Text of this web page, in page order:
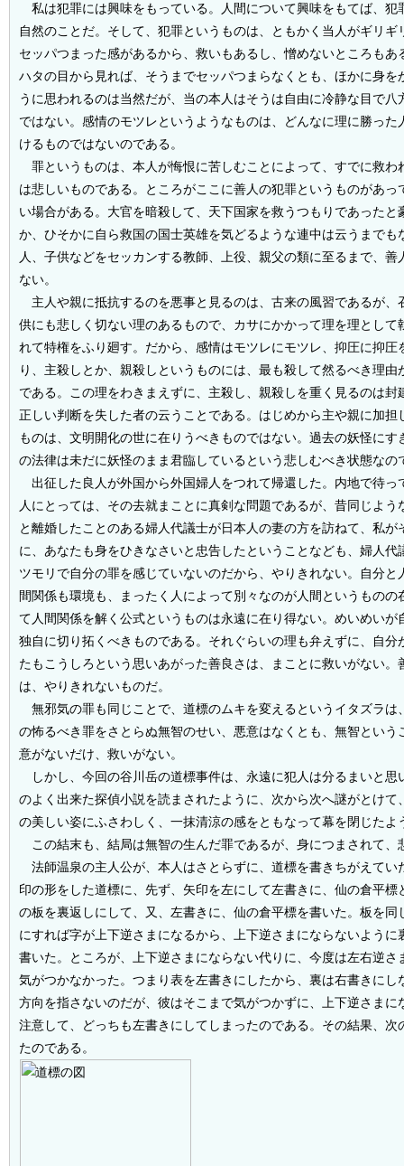
私は犯罪には興味をもっている。人間について興味をもてば、犯
自然のことだ。そして、犯罪というものは、ともかく当人がギリギ
セッパつまった感があるから、救いもあるし、憎めないところもあ
ハタの目から見れば、そうまでセッパつまらなくとも、ほかに身を
うに思われるのは当然だが、当の本人はそうは自由に冷静な目で八
ではない。感情のモツレというようなものは、どんなに理に勝った
けるものではないのである。
罪というものは、本人が悔恨に苦しむことによって、すでに救わ
は悲しいものである。ところがここに善人の犯罪というものがあっ
い場合がある。大官を暗殺して、天下国家を救うつもりであったと
か、ひそかに自ら救国の国士英雄を気どるような連中は云うまでも
人、子供などをセッカンする教師、上役、親父の類に至るまで、善
ない。
主人や親に抵抗するのを悪事と見るのは、古来の風習であるが、
供にも悲しく切ない理のあるもので、カサにかかって理を理として
れて特権をふり廻す。だから、感情はモツレにモツレ、抑圧に抑圧
り、主殺しとか、親殺しというものには、最も殺して然るべき理由
である。この理をわきまえずに、主殺し、親殺しを重く見るのは封
正しい判断を失した者の云うことである。はじめから主や親に加担
ものは、文明開化の世に在りうべきものではない。過去の妖怪にす
の法律は未だに妖怪のまま君臨しているという悲しむべき状態なの
出征した良人が外国から外国婦人をつれて帰還した。内地で待っ
人にとっては、その去就まことに真剣な問題であるが、昔同じよう
と離婚したことのある婦人代議士が日本人の妻の方を訪ねて、私が
に、あなたも身をひきなさいと忠告したということなども、婦人代
ツモリで自分の罪を感じていないのだから、やりきれない。自分と
間関係も環境も、まったく人によって別々なのが人間というものの
て人間関係を解く公式というものは永遠に在り得ない。めいめいが
独自に切り拓くべきものである。それぐらいの理も弁えずに、自分
たもこうしろという思いあがった善良さは、まことに救いがない。
は、やりきれないものだ。
無邪気の罪も同じことで、道標のムキを変えるというイタズラは
の怖るべき罪をさとらぬ無智のせい、悪意はなくとも、無智という
意がないだけ、救いがない。
しかし、今回の谷川岳の道標事件は、永遠に犯人は分るまいと思
のよく出来た探偵小説を読まされたように、次から次へ謎がとけて
の美しい姿にふさわしく、一抹清涼の感をともなって幕を閉じたよ
この結末も、結局は無智の生んだ罪であるが、身につまされて、
法師温泉の主人公が、本人はさとらずに、道標を書きちがえてい
印の形をした道標に、先ず、矢印を左にして左書きに、仙の倉平標
の板を裏返しにして、又、左書きに、仙の倉平標を書いた。板を同
にすれば字が上下逆さまになるから、上下逆さまにならないように
書いた。ところが、上下逆さまにならない代りに、今度は左右逆さ
気がつかなかった。つまり表を左書きにしたから、裏は右書きにし
方向を指さないのだが、彼はそこまで気がつかずに、上下逆さまに
注意して、どっちも左書きにしてしまったのである。その結果、次
たのである。